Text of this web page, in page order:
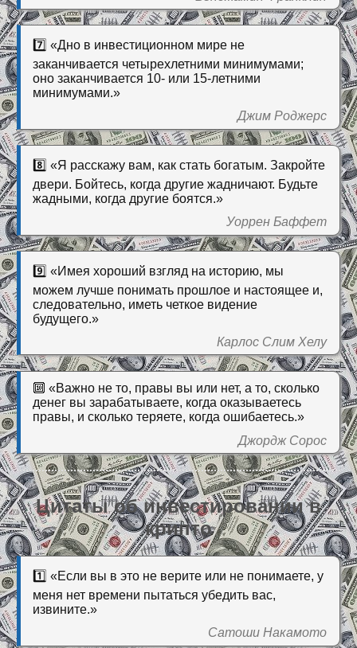
7️⃣ «Дно в инвестиционном мире не
заканчивается четырехлетними минимумами;
оно заканчивается 10- или 15-летними
минимумами.»
Джим Роджерс
8️⃣ «Я расскажу вам, как стать богатым. Закройте
двери. Бойтесь, когда другие жадничают. Будьте
жадными, когда другие боятся.»
Уоррен Баффет
9️⃣ «Имея хороший взгляд на историю, мы
можем лучше понимать прошлое и настоящее и,
следовательно, иметь четкое видение
будущего.»
Карлос Слим Хелу
🔟 «Важно не то, правы вы или нет, а то, сколько
денег вы зарабатываете, когда оказываетесь
правы, и сколько теряете, когда ошибаетесь.»
Джордж Сорос
Цитаты об инвестировании в
крипто
1️⃣ «Если вы в это не верите или не понимаете, у
меня нет времени пытаться убедить вас,
извините.»
Сатоши Накамото